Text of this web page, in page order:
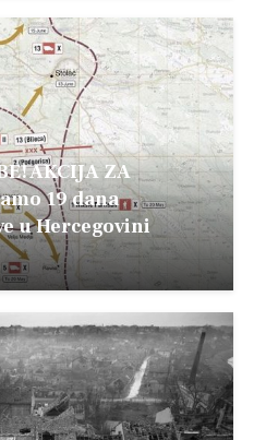
AKCIJA ZA
19 dana
u Hercegovini